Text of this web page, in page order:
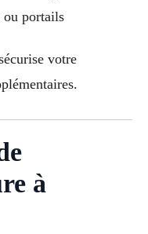
portails
votre
à